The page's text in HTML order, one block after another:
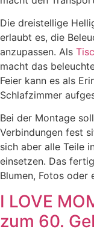
Die dreistellige
erlaubt es, die
anzupassen. Als
macht das
Feier kann es als
Schlafzimmer
Bei der Montage
Verbindungen fest
sich aber alle Teile
einsetzen. Das
Blumen, Fotos oder
I LOVE
zum 60.